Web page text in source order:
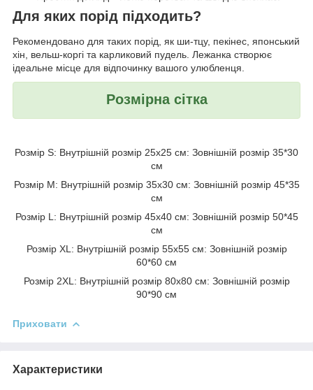
Для яких порід підходить?
Рекомендовано для таких порід, як ши-тцу, пекінес, японський
хін, вельш-коргі та карликовий пудель. Лежанка створює
ідеальне місце для відпочинку вашого улюбленця.
Розмірна сітка
Розмір S: Внутрішній розмір 25х25 см: Зовнішній розмір 35*30
см
Розмір M: Внутрішній розмір 35х30 см: Зовнішній розмір 45*35
см
Розмір L: Внутрішній розмір 45х40 см: Зовнішній розмір 50*45
см
Розмір XL: Внутрішній розмір 55х55 см: Зовнішній розмір
60*60 см
Розмір 2XL: Внутрішній розмір 80х80 см: Зовнішній розмір
90*90 см
Приховати
Характеристики